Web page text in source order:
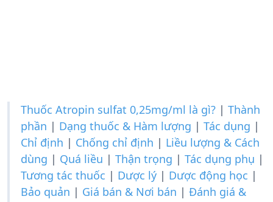
Thuốc Atropin sulfat 0,25mg/ml là gì? | Thành
phần | Dạng thuốc & Hàm lượng | Tác dụng |
Chỉ định | Chống chỉ định | Liều lượng & Cách
dùng | Quá liều | Thận trọng | Tác dụng phụ |
Tương tác thuốc | Dược lý | Dược động học |
Bảo quản | Giá bán & Nơi bán | Đánh giá &